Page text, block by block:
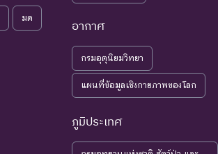
ชนิดพันธุ์ที่มีแนวโน้มอาจถูกคุกคามในอนาคตอันใ
ชนิดพันธุ์ที่ยังไม่อยู่ในภาวะถูกคุกคามและพบเห็นอ
ชนิดพันธุ์ที่มีข้อมูลไม่เพียงพอ ที่จะวิเคราะห์ถึงค
จัดหาความรู้เพิ่มเติมจากการศึกษาวิจัยในอนาคต
มด อากาศ
กรมอุตุนิยมวิทยา
แผนที่ข้อมูลเชิงกายภาพของโลก
ภูมิประเทศ